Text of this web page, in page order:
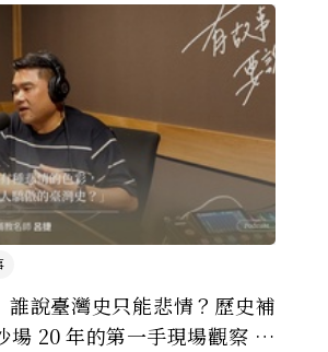
誰說臺灣史只能悲情？歷史補
場 20 年的第一手現場觀察 ft.